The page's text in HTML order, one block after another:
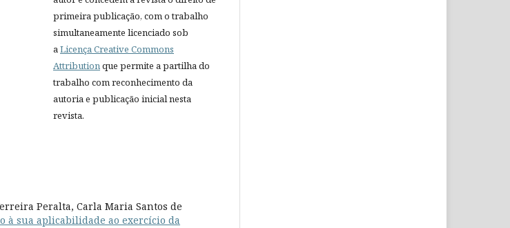
primeira publicação, com o trabalho
simultaneamente licenciado sob
aLicença Creative Commons
Attributionque permite a partilha do
trabalho com reconhecimento da
autoria e publicação inicial nesta
revista.
Peralta, Carla Maria Santos de
à sua aplicabilidade ao exercício da